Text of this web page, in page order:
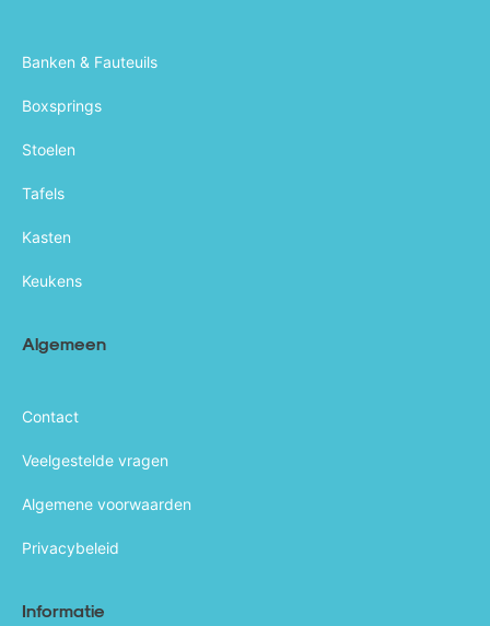
Banken & Fauteuils
Boxsprings
Stoelen
Tafels
Kasten
Keukens
Algemeen
Contact
Veelgestelde vragen
Algemene voorwaarden
Privacybeleid
Informatie